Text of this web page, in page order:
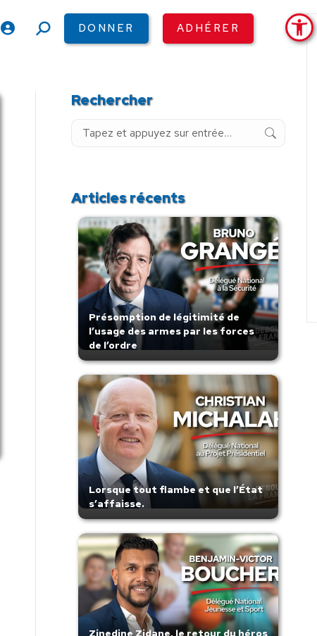
RechercheDONNER ADHÉRER
Rechercher
Recherche
Articles récents
Présomption de légitimité de
l’usage des armes par les forces
de l’ordre
Lorsque tout flambe et que l’État
s’affaisse.
Zinedine Zidane, le retour du héros